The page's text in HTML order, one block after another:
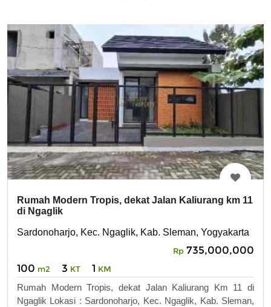
Rumah Modern Tropis, dekat Jalan Kaliurang km 11
di Ngaglik
Sardonoharjo, Kec. Ngaglik, Kab. Sleman, Yogyakarta
Rp 735,000,000
100 m2 3 KT 1 KM
Rumah Modern Tropis, dekat Jalan Kaliurang Km 11 di
Ngaglik Lokasi : Sardonoharjo, Kec. Ngaglik, Kab. Sleman,